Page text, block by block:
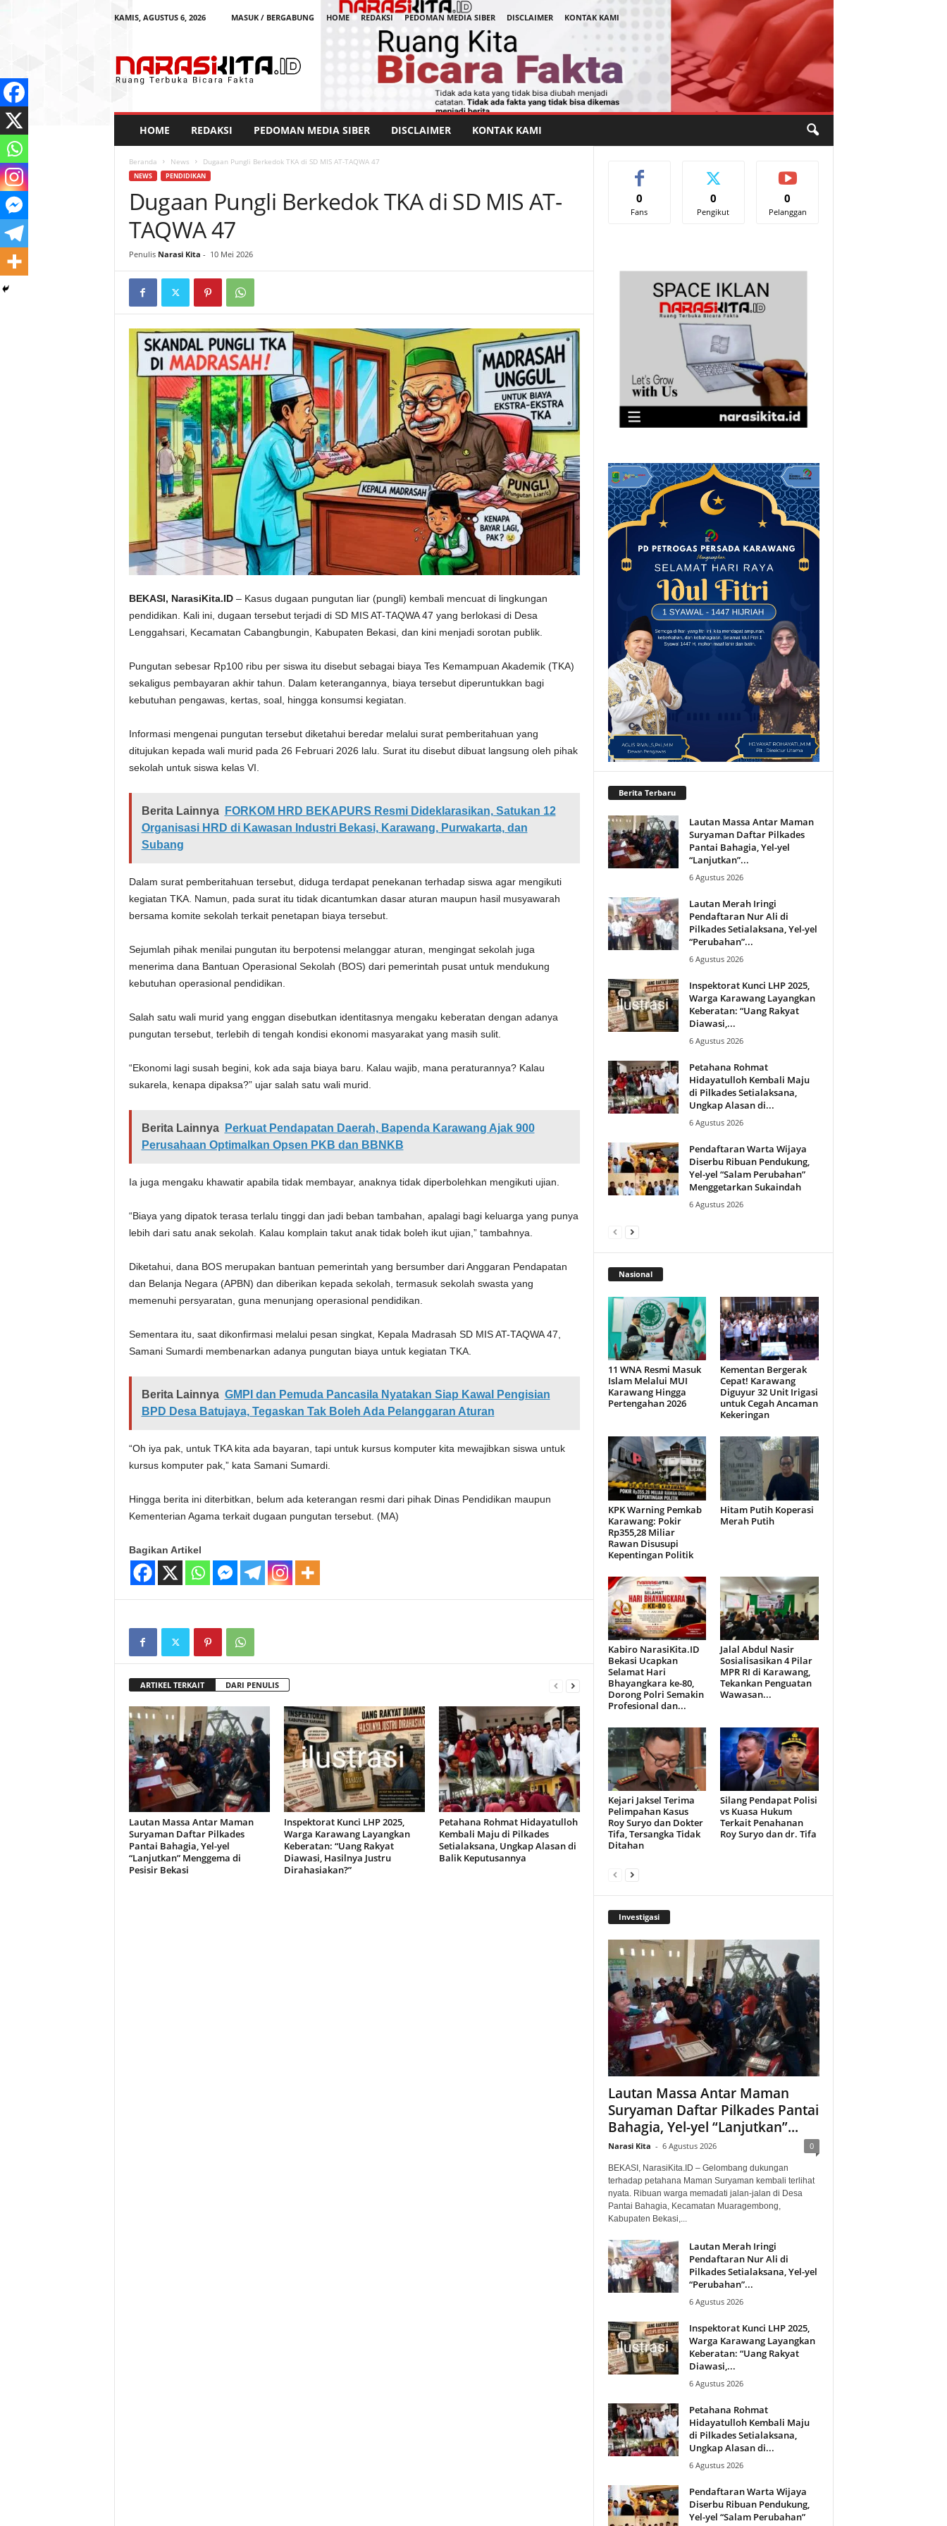
KAMIS, AGUSTUS 6, 2026 MASUK / BERGABUNG HOME REDAKSI PEDOMAN MEDIA SIBER DISCLAIMER
KONTAK KAMI
a
HOME REDAKSI PEDOMAN MEDIA SIBER DISCLAIMER KONTAK KAMI
Beranda News Dugaan Pungli Berkedok TKA di SD MIS AT-TAQWA 47
NEWS PENDIDIKAN
Dugaan Pungli Berkedok TKA di SD MIS AT-
TAQWA 47
Penulis Narasi Kita - 10 Mei 2026
BEKASI, NarasiKita.ID– Kasus dugaan pungutan liar (pungli) kembali mencuat di lingkungan
pendidikan. Kali ini, dugaan tersebut terjadi di SD MIS AT-TAQWA 47 yang berlokasi di Desa
Lenggahsari, Kecamatan Cabangbungin, Kabupaten Bekasi, dan kini menjadi sorotan publik.
Pungutan sebesar Rp100 ribu per siswa itu disebut sebagai biaya Tes Kemampuan Akademik (TKA)
sekaligus pembayaran akhir tahun. Dalam keterangannya, biaya tersebut diperuntukkan bagi
kebutuhan pengawas, kertas, soal, hingga konsumsi kegiatan.
Informasi mengenai pungutan tersebut diketahui beredar melalui surat pemberitahuan yang
ditujukan kepada wali murid pada 26 Februari 2026 lalu. Surat itu disebut dibuat langsung oleh pihak
sekolah untuk siswa kelas VI.
Berita Lainnya
FORKOM HRD BEKAPURS Resmi Dideklarasikan, Satukan 12
Organisasi HRD di Kawasan Industri Bekasi, Karawang, Purwakarta, dan
Subang
Dalam surat pemberitahuan tersebut, diduga terdapat penekanan terhadap siswa agar mengikuti
kegiatan TKA. Namun, pada surat itu tidak dicantumkan dasar aturan maupun hasil musyawarah
bersama komite sekolah terkait penetapan biaya tersebut.
Sejumlah pihak menilai pungutan itu berpotensi melanggar aturan, mengingat sekolah juga
menerima dana Bantuan Operasional Sekolah (BOS) dari pemerintah pusat untuk mendukung
kebutuhan operasional pendidikan.
Salah satu wali murid yang enggan disebutkan identitasnya mengaku keberatan dengan adanya
pungutan tersebut, terlebih di tengah kondisi ekonomi masyarakat yang masih sulit.
“Ekonomi lagi susah begini, kok ada saja biaya baru. Kalau wajib, mana peraturannya? Kalau
sukarela, kenapa dipaksa?” ujar salah satu wali murid.
Berita Lainnya
Perkuat Pendapatan Daerah, Bapenda Karawang Ajak 900
Perusahaan Optimalkan Opsen PKB dan BBNKB
Ia juga mengaku khawatir apabila tidak membayar, anaknya tidak diperbolehkan mengikuti ujian.
“Biaya yang dipatok terasa terlalu tinggi dan jadi beban tambahan, apalagi bagi keluarga yang punya
lebih dari satu anak sekolah. Kalau komplain takut anak tidak boleh ikut ujian,” tambahnya.
Diketahui, dana BOS merupakan bantuan pemerintah yang bersumber dari Anggaran Pendapatan
dan Belanja Negara (APBN) dan diberikan kepada sekolah, termasuk sekolah swasta yang
memenuhi persyaratan, guna menunjang operasional pendidikan.
Sementara itu, saat dikonfirmasi melalui pesan singkat, Kepala Madrasah SD MIS AT-TAQWA 47,
Samani Sumardi membenarkan adanya pungutan biaya untuk kegiatan TKA.
Berita Lainnya GMPI dan Pemuda Pancasila Nyatakan Siap Kawal Pengisian
BPD Desa Batujaya, Tegaskan Tak Boleh Ada Pelanggaran Aturan
“Oh iya pak, untuk TKA kita ada bayaran, tapi untuk kursus komputer kita mewajibkan siswa untuk
kursus komputer pak,” kata Samani Sumardi.
Hingga berita ini diterbitkan, belum ada keterangan resmi dari pihak Dinas Pendidikan maupun
Kementerian Agama terkait dugaan pungutan tersebut. (MA)
Bagikan Artikel
ARTIKEL TERKAIT DARI PENULIS
Lautan Massa Antar Maman
Suryaman Daftar Pilkades
Pantai Bahagia, Yel-yel
“Lanjutkan” Menggema di
Pesisir Bekasi
Inspektorat Kunci LHP 2025,
Warga Karawang Layangkan
Keberatan: “Uang Rakyat
Diawasi, Hasilnya Justru
Dirahasiakan?”
Petahana Rohmat Hidayatulloh
Kembali Maju di Pilkades
Setialaksana, Ungkap Alasan di
Balik Keputusannya
0
Fans
0
Pengikut
0
Pelanggan
Berita Terbaru
Lautan Massa Antar Maman
Suryaman Daftar Pilkades
Pantai Bahagia, Yel-yel
“Lanjutkan”...
6 Agustus 2026
Lautan Merah Iringi
Pendaftaran Nur Ali di
Pilkades Setialaksana, Yel-yel
“Perubahan”...
6 Agustus 2026
Inspektorat Kunci LHP 2025,
Warga Karawang Layangkan
Keberatan: “Uang Rakyat
Diawasi,...
6 Agustus 2026
Petahana Rohmat
Hidayatulloh Kembali Maju
di Pilkades Setialaksana,
Ungkap Alasan di...
6 Agustus 2026
Pendaftaran Warta Wijaya
Diserbu Ribuan Pendukung,
Yel-yel “Salam Perubahan”
Menggetarkan Sukaindah
6 Agustus 2026
Nasional
11 WNA Resmi Masuk
Islam Melalui MUI
Karawang Hingga
Pertengahan 2026
Kementan Bergerak
Cepat! Karawang
Diguyur 32 Unit Irigasi
untuk Cegah Ancaman
Kekeringan
KPK Warning Pemkab
Karawang: Pokir
Rp355,28 Miliar
Rawan Disusupi
Kepentingan Politik
Hitam Putih Koperasi
Merah Putih
Kabiro NarasiKita.ID
Bekasi Ucapkan
Selamat Hari
Bhayangkara ke-80,
Dorong Polri Semakin
Profesional dan...
Jalal Abdul Nasir
Sosialisasikan 4 Pilar
MPR RI di Karawang,
Tekankan Penguatan
Wawasan...
Kejari Jaksel Terima
Pelimpahan Kasus
Roy Suryo dan Dokter
Tifa, Tersangka Tidak
Ditahan
Silang Pendapat Polisi
vs Kuasa Hukum
Terkait Penahanan
Roy Suryo dan dr. Tifa
Investigasi
Lautan Massa Antar Maman
Suryaman Daftar Pilkades Pantai
Bahagia, Yel-yel “Lanjutkan”...
Narasi Kita - 6 Agustus 2026 0
BEKASI, NarasiKita.ID – Gelombang dukungan
terhadap petahana Maman Suryaman kembali terlihat
nyata. Ribuan warga memadati jalan-jalan di Desa
Pantai Bahagia, Kecamatan Muaragembong,
Kabupaten Bekasi,...
Lautan Merah Iringi
Pendaftaran Nur Ali di
Pilkades Setialaksana, Yel-yel
“Perubahan”...
6 Agustus 2026
Inspektorat Kunci LHP 2025,
Warga Karawang Layangkan
Keberatan: “Uang Rakyat
Diawasi,...
6 Agustus 2026
Petahana Rohmat
Hidayatulloh Kembali Maju
di Pilkades Setialaksana,
Ungkap Alasan di...
6 Agustus 2026
Pendaftaran Warta Wijaya
Diserbu Ribuan Pendukung,
Yel-yel “Salam Perubahan”